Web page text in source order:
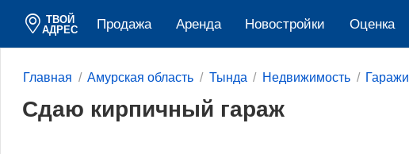
ТВОЙ
АДРЕС
Продажа Аренда Новостройки Оценка
Главная Амурская область Тында Недвижимость Гаражи
Сдаю кирпичный гараж